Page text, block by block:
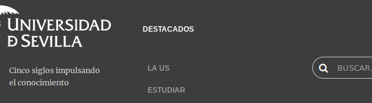
DESTACADOS
LA US
ESTUDIAR